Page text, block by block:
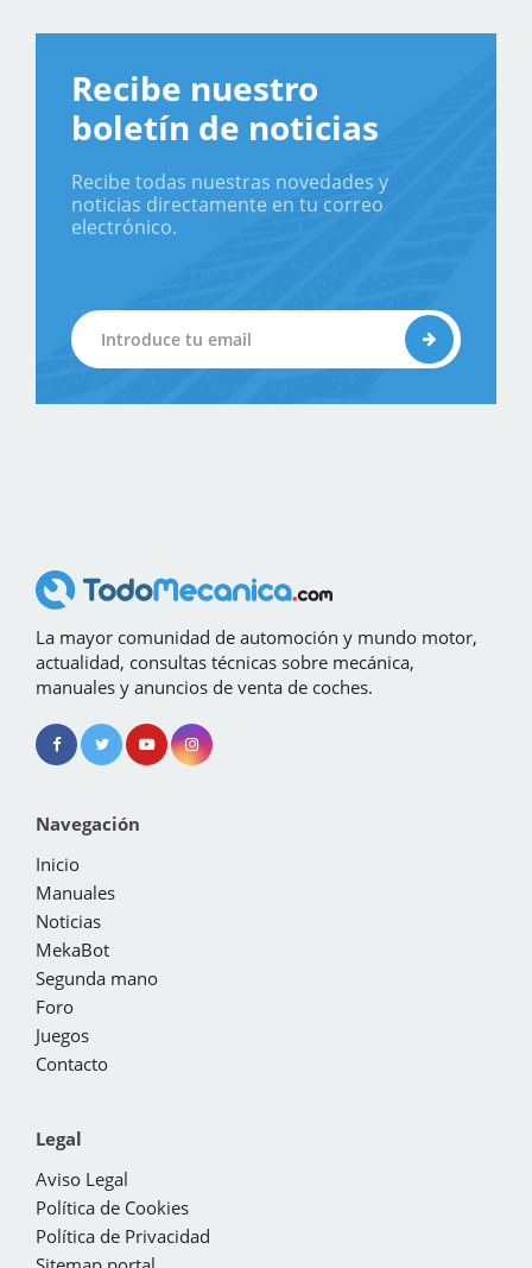
Recibe nuestro
boletín de noticias
Recibe todas nuestras novedades y
noticias directamente en tu correo
electrónico.
La mayor comunidad de automoción y mundo motor,
actualidad, consultas técnicas sobre mecánica,
manuales y anuncios de venta de coches.
Navegación
Inicio
Manuales
Noticias
MekaBot
Segunda mano
Foro
Juegos
Contacto
Legal
Aviso Legal
Política de Cookies
Política de Privacidad